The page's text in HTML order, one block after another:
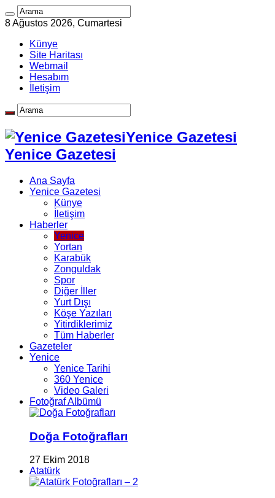
8 Ağustos 2026, Cumartesi
Künye
Site Haritası
Webmail
Hesabım
İletişim
Yenice Gazetesi
Yenice Gazetesi
Ana Sayfa
Yenice Gazetesi
Künye
İletişim
Haberler
Yenice
Yortan
Karabük
Zonguldak
Spor
Diğer İller
Yurt Dışı
Köşe Yazıları
Yitirdiklerimiz
Tüm Haberler
Gazeteler
Yenice
Yenice Tarihi
360 Yenice
Video Galeri
Fotoğraf Albümü
Doğa Fotoğrafları
27 Ekim 2018
Atatürk